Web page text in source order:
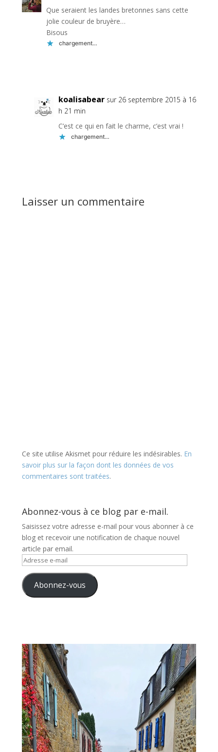
Que seraient les landes bretonnes sans cette
jolie couleur de bruyère…
Bisous
chargement…
koalisabear sur 26 septembre 2015 à 16
h 21 min
C’est ce qui en fait le charme, c’est vrai !
chargement…
Laisser un commentaire
Ce site utilise Akismet pour réduire les indésirables. En
savoir plus sur la façon dont les données de vos
commentaires sont traitées.
Abonnez-vous à ce blog par e-mail.
Saisissez votre adresse e-mail pour vous abonner à ce
blog et recevoir une notification de chaque nouvel
article par email.
Adresse
mail Abonnez-vous